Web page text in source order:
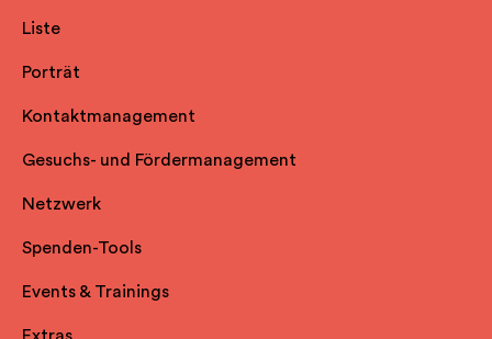
Liste
Porträt
Kontaktmanagement
Gesuchs- und Fördermanagement
Netzwerk
Spenden-Tools
Events & Trainings